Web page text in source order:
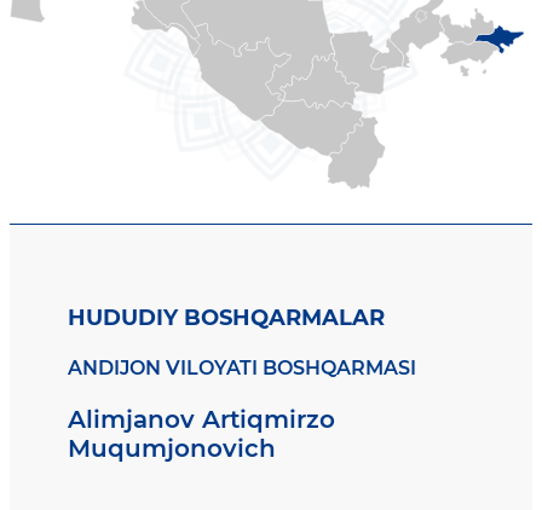
HUDUDIY BOSHQARMALAR
ANDIJON VILOYATI BOSHQARMASI
Alimjanov Artiqmirzo
Muqumjonovich